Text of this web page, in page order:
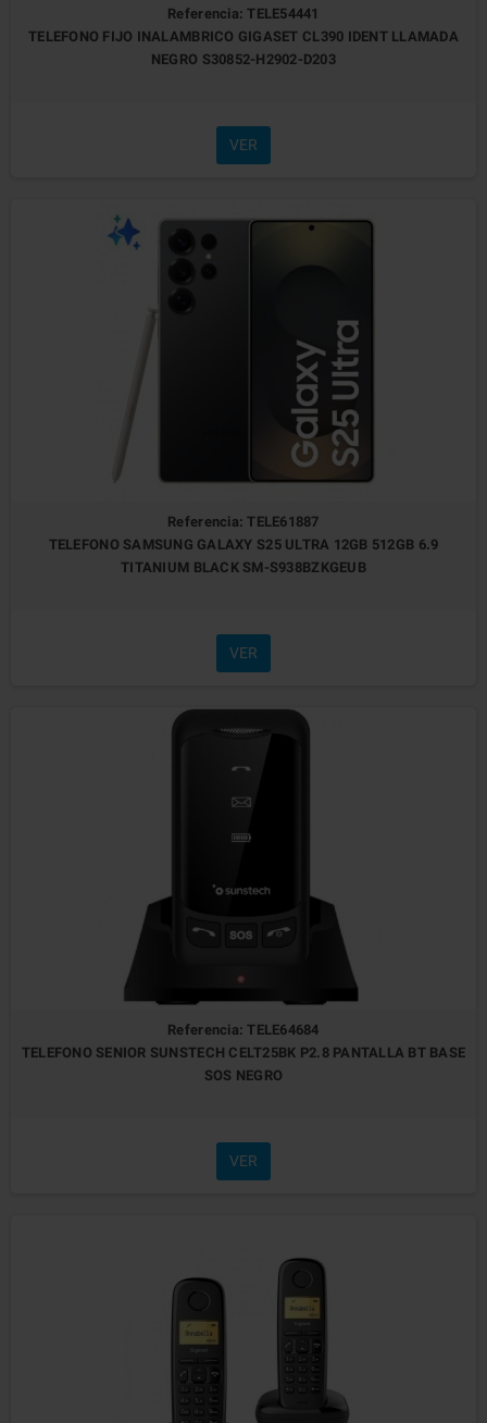
Referencia: TELE54441
TELEFONO FIJO INALAMBRICO GIGASET CL390 IDENT LLAMADA
NEGRO S30852-H2902-D203
VER
Referencia: TELE61887
TELEFONO SAMSUNG GALAXY S25 ULTRA 12GB 512GB 6.9
TITANIUM BLACK SM-S938BZKGEUB
VER
Referencia: TELE64684
TELEFONO SENIOR SUNSTECH CELT25BK P2.8 PANTALLA BT BASE
SOS NEGRO
VER